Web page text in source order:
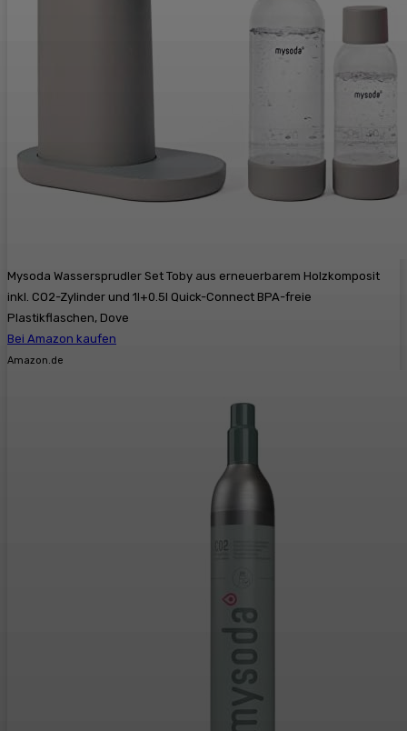
Mysoda Wassersprudler Set Toby aus erneuerbarem Holzkomposit
inkl. CO2-Zylinder und 1l+0.5l Quick-Connect BPA-freie
Plastikflaschen, Dove
Bei Amazon kaufen
Amazon.de